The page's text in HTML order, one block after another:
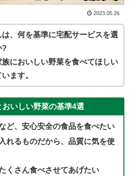
2023.05.26
、何を基準に宅配サービスを選
?
族においしい野菜を食べてほしい
ます。
いしい野菜の基準4選
ど、安心安全の食品を食べたい
れるものだから、品質に気を使
くさん食べさせてあげたい